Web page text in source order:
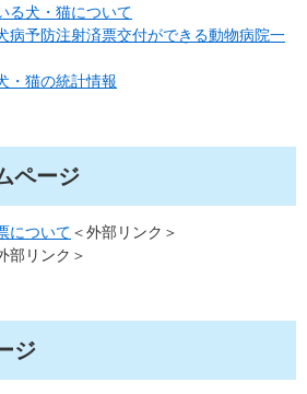
る犬・猫について
病予防注射済票交付ができる動物病院一
・猫の統計情報
ページ
について ＜外部リンク＞
部リンク＞
ジ